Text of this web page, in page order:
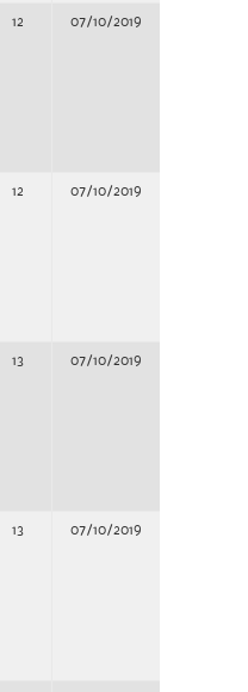
12 07/10/2019
12 07/10/2019
13 07/10/2019
13 07/10/2019